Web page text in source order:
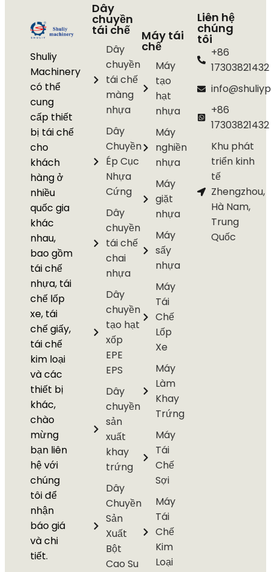
Shuliy
Machinery
có thể
cung
cấp thiết
bị tái chế
cho
khách
hàng ở
nhiều
quốc gia
khác
nhau,
bao gồm
tái chế
nhựa, tái
chế lốp
xe, tái
chế giấy,
tái chế
kim loại
và các
thiết bị
khác,
chào
mừng
bạn liên
hệ với
chúng
tôi để
nhận
báo giá
và chi
tiết.
Dây
chuyền
tái chế
Dây
chuyền
tái chế
màng
nhựa
Dây
Chuyền
Ép Cục
Nhựa
Cứng
Dây
chuyền
tái chế
chai
nhựa
Dây
chuyền
tạo hạt
xốp
EPE
EPS
Dây
chuyền
sản
xuất
khay
trứng
Dây
Chuyền
Sản
Xuất
Bột
Cao Su
Máy tái
chế
Máy
tạo
hạt
nhựa
Máy
nghiền
nhựa
Máy
giặt
nhựa
Máy
sấy
nhựa
Máy
Tái
Chế
Lốp
Xe
Máy
Làm
Khay
Trứng
Máy
Tái
Chế
Sợi
Máy
Tái
Chế
Kim
Loại
Liên hệ
chúng
tôi
+86
17303821432
+86
17303821432
Khu phát
triển kinh
tế
Zhengzhou,
Hà Nam,
Trung
Quốc